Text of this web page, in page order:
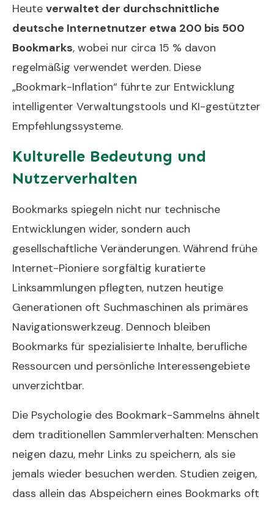
Heute verwaltet der durchschnittliche
deutsche Internetnutzer etwa 200 bis 500
Bookmarks, wobei nur circa 15 % davon
regelmäßig verwendet werden. Diese
„Bookmark-Inflation“ führte zur Entwicklung
intelligenter Verwaltungstools und KI-gestützter
Empfehlungssysteme.
Kulturelle Bedeutung und
Nutzerverhalten
Bookmarks spiegeln nicht nur technische
Entwicklungen wider, sondern auch
gesellschaftliche Veränderungen. Während frühe
Internet-Pioniere sorgfältig kuratierte
Linksammlungen pflegten, nutzen heutige
Generationen oft Suchmaschinen als primäres
Navigationswerkzeug. Dennoch bleiben
Bookmarks für spezialisierte Inhalte, berufliche
Ressourcen und persönliche Interessengebiete
unverzichtbar.
Die Psychologie des Bookmark-Sammelns ähnelt
dem traditionellen Sammlerverhalten: Menschen
neigen dazu, mehr Links zu speichern, als sie
jemals wieder besuchen werden. Studien zeigen,
dass allein das Abspeichern eines Bookmarks oft